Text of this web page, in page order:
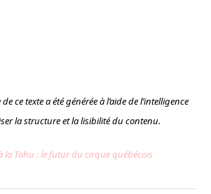
ce texte a été générée à l’aide de l’intelligence
la structure et la lisibilité du contenu.
la Tohu : le futur du cirque québécois